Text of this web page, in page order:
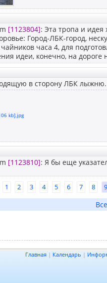
[1123804]: Эта тропа и идея
Город-ЛБК-город,
часа 4, для
идеи, конечно, на
в сторону ЛБК лыжню.
kb].jpg
[1123810]: Я бы еще
1 2 3 4 5 6 7 8 9
Главная | Календарь |